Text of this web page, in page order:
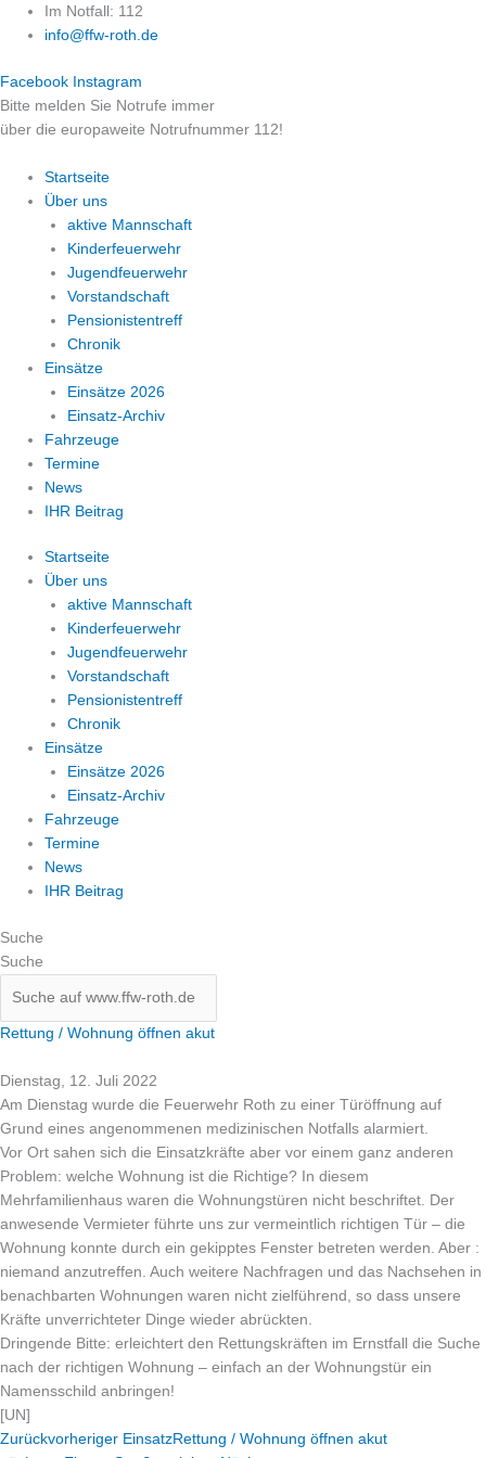
Zum
Inhalt
Im Notfall: 112
info@ffw-roth.de
Facebook Instagram
Bitte melden Sie Notrufe immer
über die europaweite Notrufnummer 112!
Startseite
Über uns
aktive Mannschaft
Kinderfeuerwehr
Jugendfeuerwehr
Vorstandschaft
Pensionistentreff
Chronik
Einsätze
Einsätze 2026
Einsatz-Archiv
Fahrzeuge
Termine
News
IHR Beitrag
Startseite
Über uns
aktive Mannschaft
Kinderfeuerwehr
Jugendfeuerwehr
Vorstandschaft
Pensionistentreff
Chronik
Einsätze
Einsätze 2026
Einsatz-Archiv
Fahrzeuge
Termine
News
IHR Beitrag
Suche
Suche
Rettung / Wohnung öffnen akut
Dienstag, 12. Juli 2022
Am Dienstag wurde die Feuerwehr Roth zu einer Türöffnung auf
Grund eines angenommenen medizinischen Notfalls alarmiert.
Vor Ort sahen sich die Einsatzkräfte aber vor einem ganz anderen
Problem: welche Wohnung ist die Richtige? In diesem
Mehrfamilienhaus waren die Wohnungstüren nicht beschriftet. Der
anwesende Vermieter führte uns zur vermeintlich richtigen Tür – die
Wohnung konnte durch ein gekipptes Fenster betreten werden. Aber :
niemand anzutreffen. Auch weitere Nachfragen und das Nachsehen in
benachbarten Wohnungen waren nicht zielführend, so dass unsere
Kräfte unverrichteter Dinge wieder abrückten.
Dringende Bitte: erleichtert den Rettungskräften im Ernstfall die Suche
nach der richtigen Wohnung – einfach an der Wohnungstür ein
Namensschild anbringen!
[UN]
Zurückvorheriger EinsatzRettung / Wohnung öffnen akut